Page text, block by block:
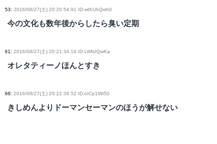
53: 2016/08/27(土) 20:20:54.91 ID:wtKUhQwh0
今の文化も数年後からしたら臭い定期
61: 2016/08/27(土) 20:21:34.16 ID:LWfsIQwKa
オレタティーノほんとすき
66: 2016/08/27(土) 20:22:39.52 ID:nICp1Wt50
きしめんよりドーマンセーマンのほうが解せない